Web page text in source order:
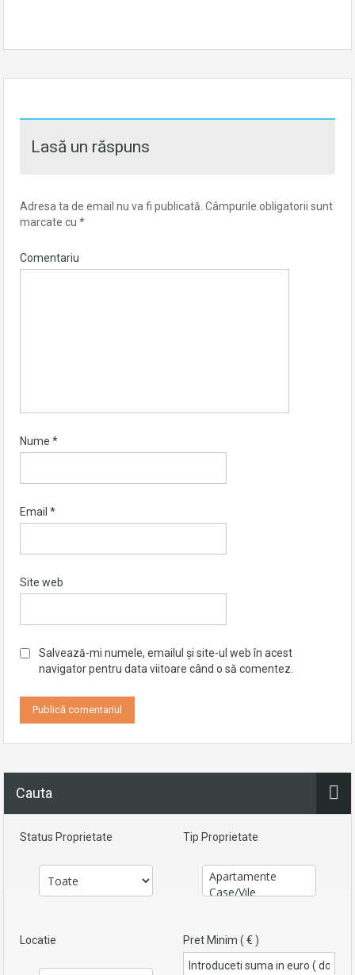
Lasă un răspuns
Adresa ta de email nu va fi publicată. Câmpurile obligatorii sunt
marcate cu *
Comentariu
Nume *
Email *
Site web
Salvează-mi numele, emailul și site-ul web în acest
navigator pentru data viitoare când o să comentez.
Cauta
Status Proprietate Tip Proprietate
Locatie Pret Minim ( € )